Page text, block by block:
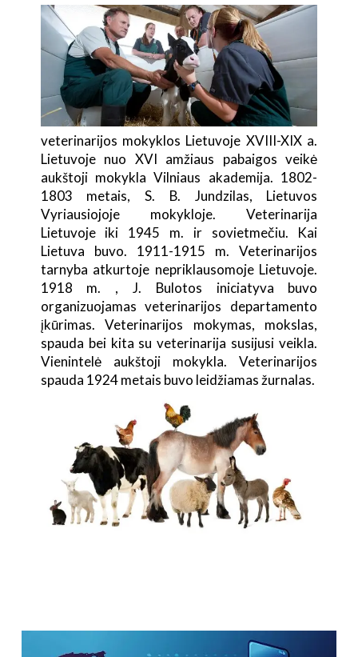
veterinarijos mokyklos Lietuvoje XVIII-XIX a.
Lietuvoje nuo XVI amžiaus pabaigos veikė
aukštoji mokykla Vilniaus akademija. 1802-
1803 metais, S. B. Jundzilas, Lietuvos
Vyriausiojoje mokykloje. Veterinarija
Lietuvoje iki 1945 m. ir sovietmečiu. Kai
Lietuva buvo. 1911-1915 m. Veterinarijos
tarnyba atkurtoje nepriklausomoje Lietuvoje.
1918 m. , J. Bulotos iniciatyva buvo
organizuojamas veterinarijos departamento
įkūrimas. Veterinarijos mokymas, mokslas,
spauda bei kita su veterinarija susijusi veikla.
Vienintelė aukštoji mokykla. Veterinarijos
spauda 1924 metais buvo leidžiamas žurnalas.